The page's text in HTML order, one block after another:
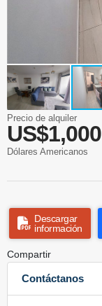
Precio de alquiler
US$1,000
Dólares Americanos
Descargar
información
Compartir
Contáctanos